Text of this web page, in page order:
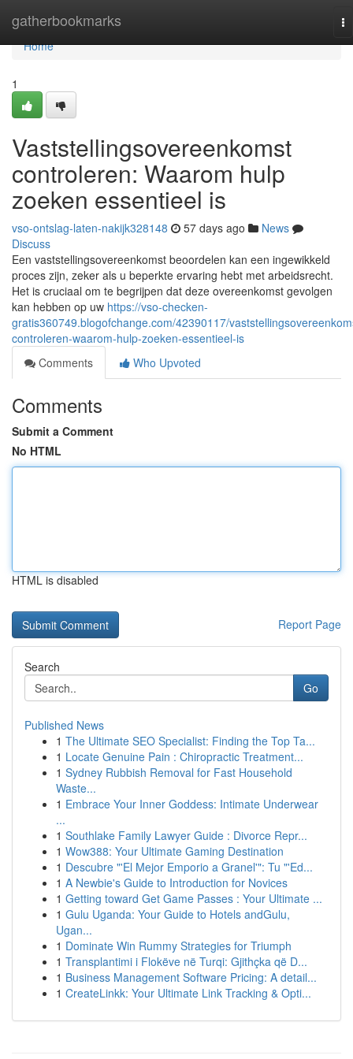
gatherbookmarks
Home
Home
1
Vaststellingsovereenkomst
controleren: Waarom hulp
zoeken essentieel is
vso-ontslag-laten-nakijk328148 57 days ago
News
Discuss
Een vaststellingsovereenkomst beoordelen kan een ingewikkeld
proces zijn, zeker als u beperkte ervaring hebt met arbeidsrecht.
Het is cruciaal om te begrijpen dat deze overeenkomst gevolgen
kan hebben op uw https://vso-checken-
gratis360749.blogofchange.com/42390117/
controleren-waarom-hulp-zoeken-essentieel-is
Comments
Who Upvoted
Comments
Submit a Comment
No HTML
HTML is disabled
Report Page
Search
Go
Published News
1 The Ultimate SEO Specialist: Finding the Top Ta...
1 Locate Genuine Pain : Chiropractic Treatment...
1 Sydney Rubbish Removal for Fast Household
Waste...
1 Embrace Your Inner Goddess: Intimate Underwear
...
1 Southlake Family Lawyer Guide : Divorce Repr...
1 Wow388: Your Ultimate Gaming Destination
1 Descubre "'El Mejor Emporio a Granel'": Tu "'Ed...
1 A Newbie's Guide to Introduction for Novices
1 Getting toward Get Game Passes : Your Ultimate ...
1 Gulu Uganda: Your Guide to Hotels andGulu,
Ugan...
1 Dominate Win Rummy Strategies for Triumph
1 Transplantimi i Flokëve në Turqi: Gjithçka që D...
1 Business Management Software Pricing: A detail...
1 CreateLinkk: Your Ultimate Link Tracking & Opti...